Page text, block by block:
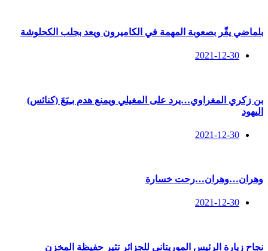
بلماضي يقّر بصعوبة المهمة في الكاميرون ويعد بجلب الكحلوشة
2021-12-30
بن زكري المغراوي…يرد على المغيلي ويمنع هدم بـِيَعَ (كنائس)
اليهود
2021-12-30
وهران…وهران…رحت خسارة
2021-12-30
نجاح زيارة الرئيس الموريتاني للجزائر تثير حفيظة المخزن